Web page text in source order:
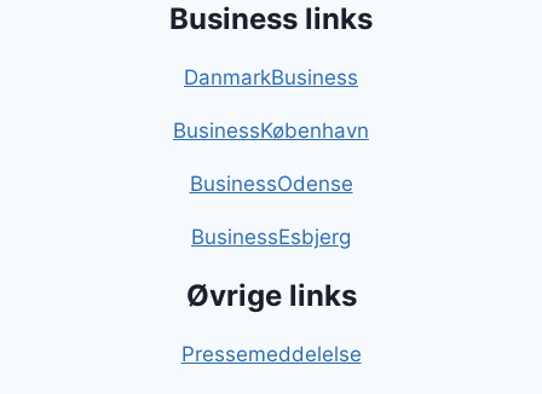
Business links
DanmarkBusiness
BusinessKøbenhavn
BusinessOdense
BusinessEsbjerg
Øvrige links
Pressemeddelelse